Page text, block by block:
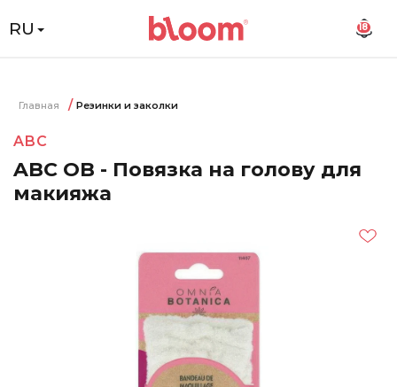
RU 18
Главная Резинки и заколки
ABC
ABC OB - Повязка на голову для
макияжа